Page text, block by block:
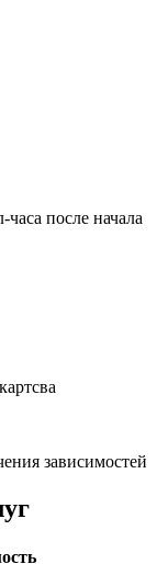
после начала
зависимостей